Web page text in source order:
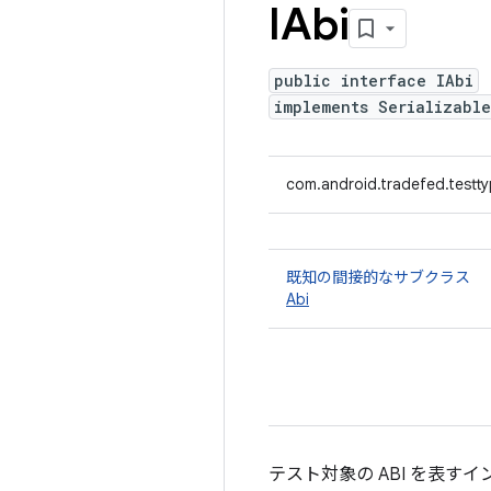
IAbi
public interface IAbi
implements Serializable
既知の間接的なサブクラス
Abi
テスト対象の ABI を表すイ